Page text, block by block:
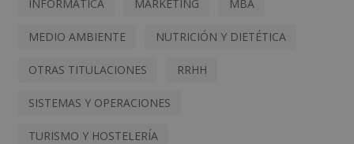
INFORMÁTICA MARKETING MBA
MEDIO AMBIENTE NUTRICIÓN Y DIETÉTICA
OTRAS TITULACIONES RRHH
SISTEMAS Y OPERACIONES
TURISMO Y HOSTELERÍA